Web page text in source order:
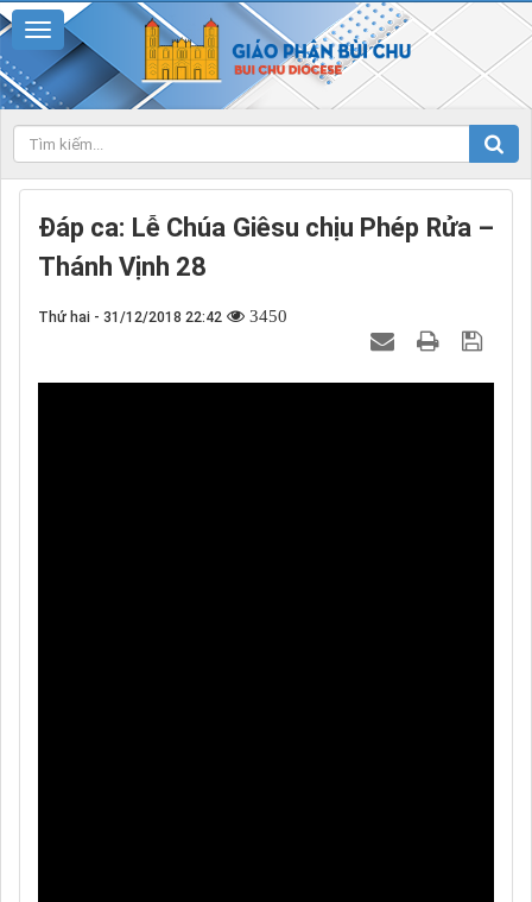
Đáp ca: Lễ Chúa Giêsu chịu Phép Rửa –
Thánh Vịnh 28
Thứ hai - 31/12/2018 22:42 3450